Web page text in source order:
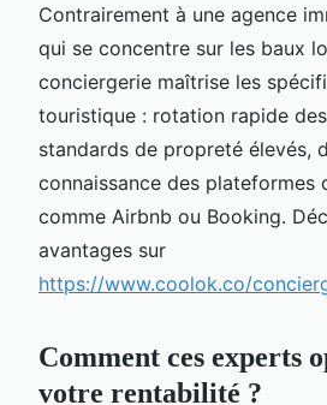
Contrairement à une agence
qui se concentre sur les baux
conciergerie maîtrise les
touristique : rotation rapide
standards de propreté élevés,
connaissance des plateformes
comme Airbnb ou Booking.
avantages sur
https://www.coolok.co/
Comment ces experts
votre rentabilité ?